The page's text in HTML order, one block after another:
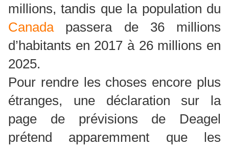
millions, tandis que la population du
Canadapassera de 36 millions
d’habitants en 2017 à 26 millions en
2025.
Pour rendre les choses encore plus
étranges, une déclaration sur la
page de prévisions de Deagel
prétend apparemment que les